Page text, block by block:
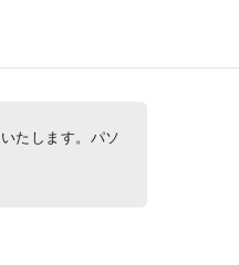
たします。パソ